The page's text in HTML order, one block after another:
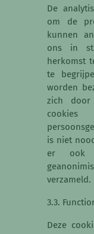
De
om de
kunnen
ons in
herkomst
te
worden
zich door
is niet
er ook
verzameld.
3.3.
Deze